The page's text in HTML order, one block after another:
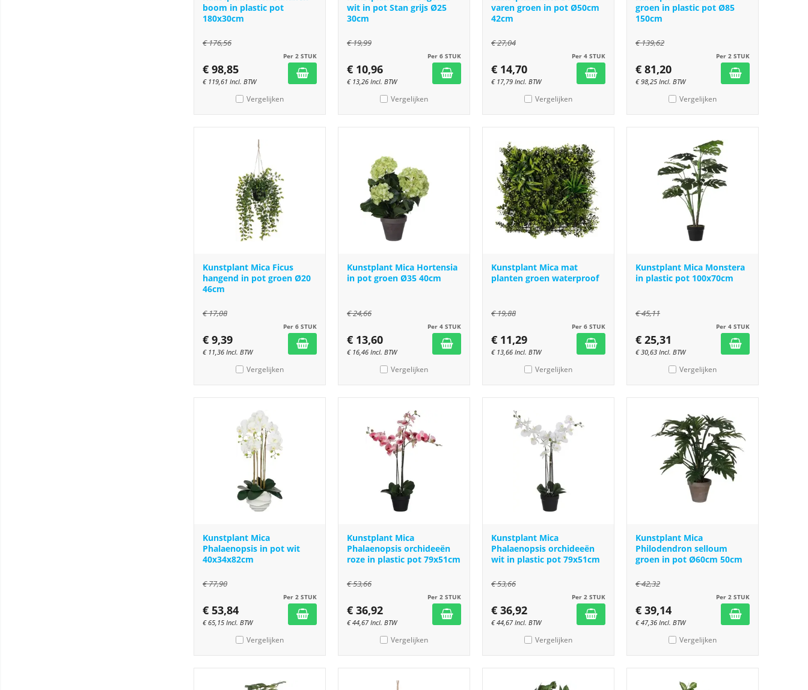
boom in plastic pot
180x30cm
€176,56
Per 2 STUK
€ 98,85
€ 119,61 Incl. BTW
Vergelijken
wit in pot Stan grijs Ø25
30cm
€19,99
Per 6 STUK
€ 10,96
€ 13,26 Incl. BTW
Vergelijken
varen groen in pot Ø50cm
42cm
€27,04
Per 4 STUK
€ 14,70
€ 17,79 Incl. BTW
Vergelijken
groen in plastic pot Ø85
150cm
€139,62
Per 2 STUK
€ 81,20
€ 98,25 Incl. BTW
Vergelijken
Kunstplant Mica Ficus
hangend in pot groen Ø20
46cm
€17,08
Per 6 STUK
€ 9,39
€ 11,36 Incl. BTW
Vergelijken
Kunstplant Mica Hortensia
in pot groen Ø35 40cm
€24,66
Per 4 STUK
€ 13,60
€ 16,46 Incl. BTW
Vergelijken
Kunstplant Mica mat
planten groen waterproof
€19,88
Per 6 STUK
€ 11,29
€ 13,66 Incl. BTW
Vergelijken
Kunstplant Mica Monstera
in plastic pot 100x70cm
€45,11
Per 4 STUK
€ 25,31
€30,63 Incl. BTW
Vergelijken
Kunstplant Mica
Phalaenopsis in pot wit
40x34x82cm
€77,90
Per 2 STUK
€ 53,84
€65,15 Incl. BTW
Vergelijken
Kunstplant Mica
Phalaenopsis orchideeën
roze in plastic pot 79x51cm
€53,66
Per 2 STUK
€ 36,92
€44,67 Incl. BTW
Vergelijken
Kunstplant Mica
Phalaenopsis orchideeën
wit in plastic pot 79x51cm
€53,66
Per 2 STUK
€ 36,92
€44,67 Incl. BTW
Vergelijken
Kunstplant Mica
Philodendron selloum
groen in pot Ø60cm 50cm
€42,32
Per 2 STUK
€ 39,14
€47,36 Incl. BTW
Vergelijken